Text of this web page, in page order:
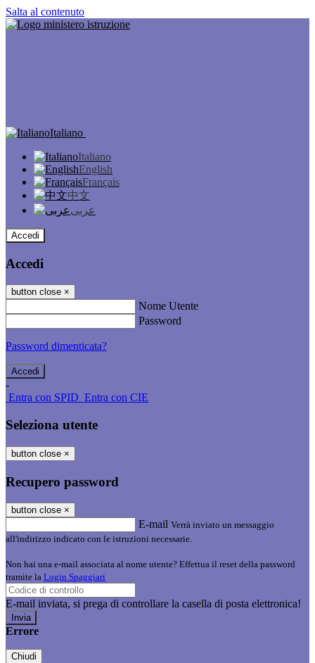
Salta al contenuto
Italiano
Italiano
English
Français
中文
عربى
Accedi
Accedi
button close ×
Nome Utente
Password
Password dimenticata?
-
Entra con SPID Entra con CIE
Seleziona utente
button close ×
Recupero password
button close ×
E-mail Verrà inviato un messaggio
all'indirizzo indicato con le istruzioni necessarie.
Non hai una e-mail associata al nome utente? Effettua il reset della password
tramite la Login Spaggiari
E-mail inviata, si prega di controllare la casella di posta elettronica!
Errore
Chiudi